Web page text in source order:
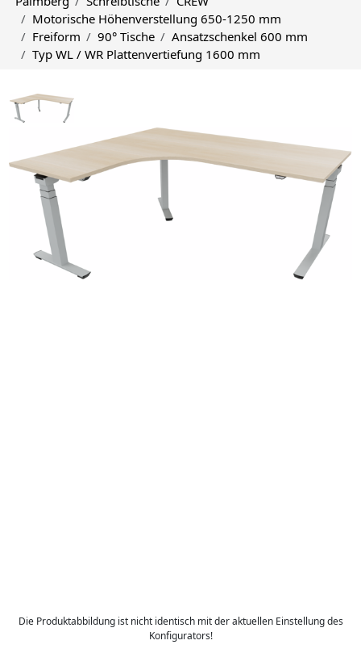
Motorische Höhenverstellung 650-1250 mm
Freiform
90° Tische
Ansatzschenkel 600 mm
Typ WL / WR Plattenvertiefung 1600 mm
Die Produktabbildung ist nicht identisch mit der aktuellen Einstellung des
Konfigurators!